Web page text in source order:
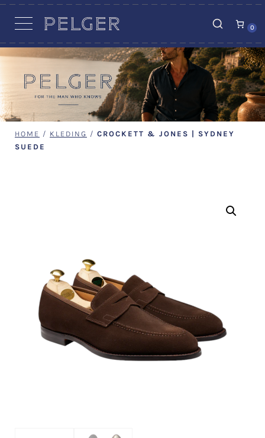
0
HOME / KLEDING / CROCKETT & JONES | SYDNEY
SUEDE